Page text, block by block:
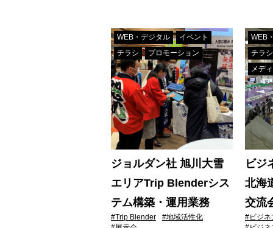
WEB・デジタル
イベント
チラシ
プロモーション
ジョルダン社 旭川大雪
エリアTrip Blenderシス
テム構築・運用業務
#Trip Blender
#地域活性化
WEB
チラシ
メデ
ビジ
北海
交流
#ビジネ